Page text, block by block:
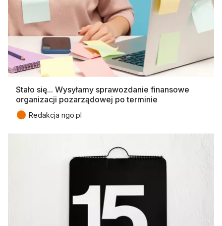
Stało się... Wysyłamy sprawozdanie finansowe
organizacji pozarządowej po terminie
● Redakcja ngo.pl